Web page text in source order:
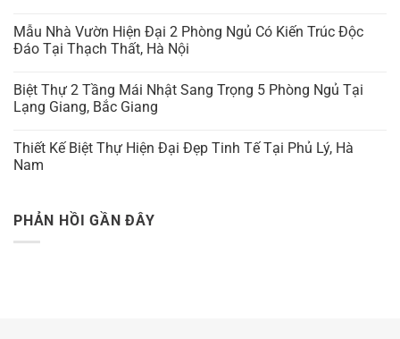
Mẫu Nhà Vườn Hiện Đại 2 Phòng Ngủ Có Kiến Trúc Độc
Đáo Tại Thạch Thất, Hà Nội
Biệt Thự 2 Tầng Mái Nhật Sang Trọng 5 Phòng Ngủ Tại
Lạng Giang, Bắc Giang
Thiết Kế Biệt Thự Hiện Đại Đẹp Tinh Tế Tại Phủ Lý, Hà
Nam
PHẢN HỒI GẦN ĐÂY